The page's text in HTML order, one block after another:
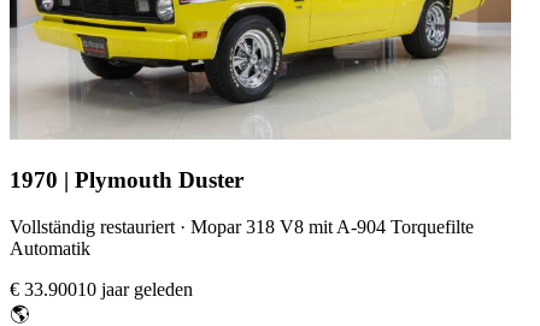
1970 | Plymouth Duster
Vollständig restauriert · Mopar 318 V8 mit A-904 Torquefilte
Automatik
€ 33.90010 jaar geleden
🌎